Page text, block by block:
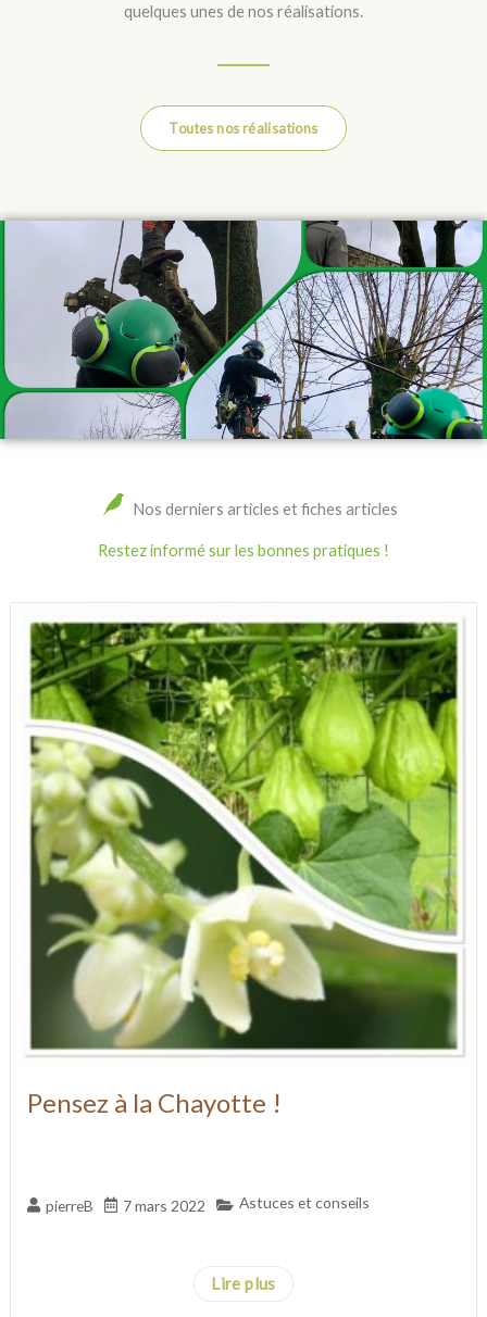
quelques unes de nos réalisations.
Toutes nos réalisations
Nos derniers articles et fiches articles
Restez informé sur les bonnes pratiques !
Pensez à la Chayotte !
pierreB 7 mars 2022 Astuces et conseils
Lire plus